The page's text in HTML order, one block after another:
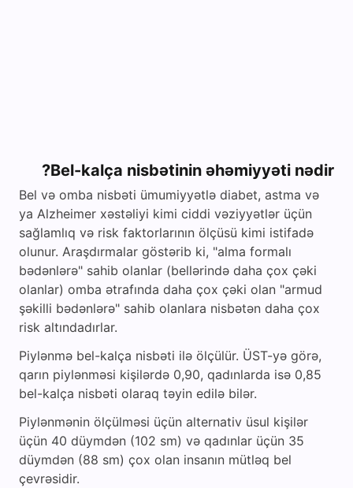
Bel-kalça nisbətinin əhəmiyyəti nədir?
Bel və omba nisbəti ümumiyyətlə diabet, astma və
ya Alzheimer xəstəliyi kimi ciddi vəziyyətlər üçün
sağlamlıq və risk faktorlarının ölçüsü kimi istifadə
olunur. Araşdırmalar göstərib ki, "alma formalı
bədənlərə" sahib olanlar (bellərində daha çox çəki
olanlar) omba ətrafında daha çox çəki olan "armud
şəkilli bədənlərə" sahib olanlara nisbətən daha çox
risk altındadırlar.
Piylənmə bel-kalça nisbəti ilə ölçülür. ÜST-yə görə,
qarın piylənməsi kişilərdə 0,90, qadınlarda isə 0,85
bel-kalça nisbəti olaraq təyin edilə bilər.
Piylənmənin ölçülməsi üçün alternativ üsul kişilər
üçün 40 düymdən (102 sm) və qadınlar üçün 35
düymdən (88 sm) çox olan insanın mütləq bel
çevrəsidir.